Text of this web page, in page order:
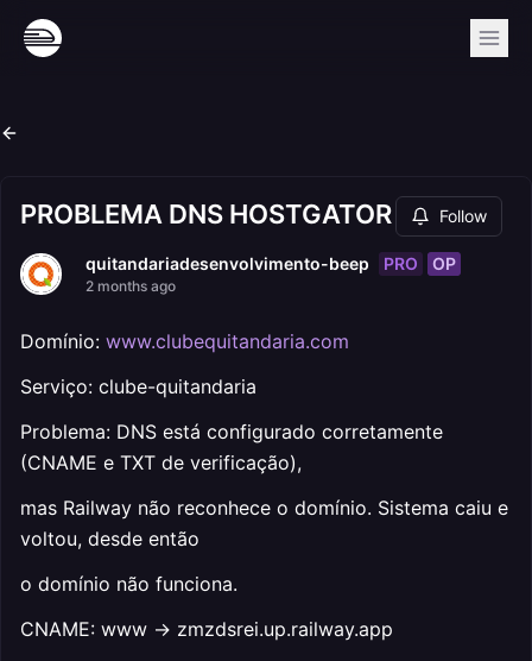
PROBLEMA DNS HOSTGATOR Follow
quitandariadesenvolvimento-beep PRO OP
2 months ago
Domínio: www.clubequitandaria.com
Serviço: clube-quitandaria
Problema: DNS está configurado corretamente
(CNAME e TXT de verificação),
mas Railway não reconhece o domínio. Sistema caiu e
voltou, desde então
o domínio não funciona.
CNAME: www → zmzdsrei.up.railway.app